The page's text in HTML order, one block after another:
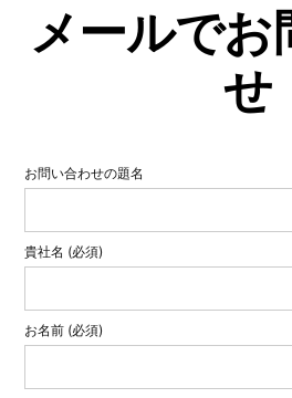
メールでお
せ
お問い合わせの題名
貴社名 (必須)
お名前 (必須)